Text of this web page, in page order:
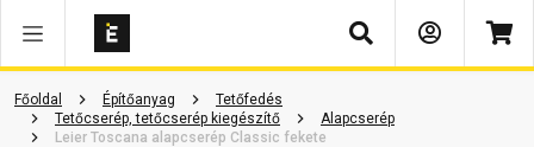
Keresés
Főoldal Építőanyag
Tetőfedés
Tetőcserép, tetőcserép kiegészítő
Alapcserép
Leier Toscana alapcserép Classic fekete
Vásárlói vélemények Kérdések és válaszok Kapcsolódó cikkek